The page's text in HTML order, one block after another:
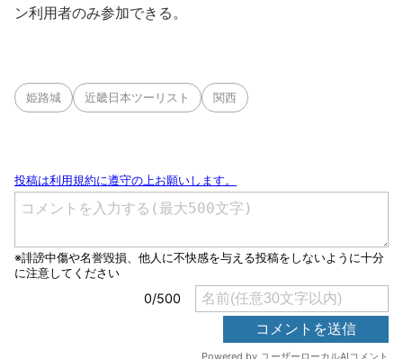
ン利用者のみ参加できる。
姫路城 近畿日本ツーリスト 関西